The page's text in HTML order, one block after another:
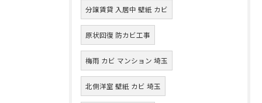
分譲賃貸 入居中 壁紙 カビ
原状回復 防カビ工事
梅雨 カビ マンション 埼玉
北側洋室 壁紙 カビ 埼玉